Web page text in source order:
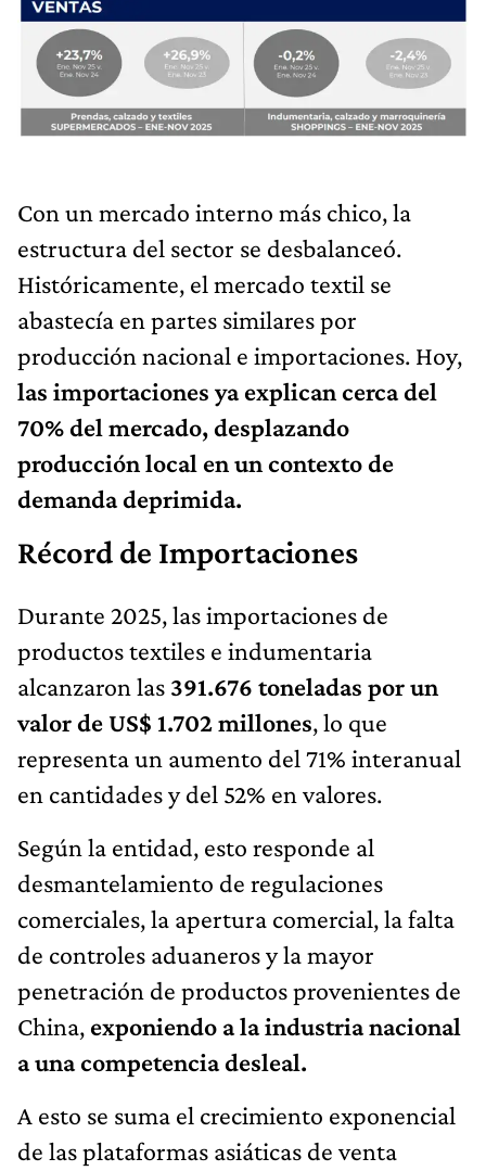
Con un mercado interno más chico, la
estructura del sector se desbalanceó.
Históricamente, el mercado textil se
abastecía en partes similares por
producción nacional e importaciones. Hoy,
las importaciones ya explican cerca del
70% del mercado, desplazando
producción local en un contexto de
demanda deprimida.
Récord de Importaciones
Durante 2025, las importaciones de
productos textiles e indumentaria
alcanzaron las 391.676 toneladas por un
valor de US$ 1.702 millones, lo que
representa un aumento del 71% interanual
en cantidades y del 52% en valores.
Según la entidad, esto responde al
desmantelamiento de regulaciones
comerciales, la apertura comercial, la falta
de controles aduaneros y la mayor
penetración de productos provenientes de
China, exponiendo a la industria nacional
a una competencia desleal.
A esto se suma el crecimiento exponencial
de las plataformas asiáticas de venta